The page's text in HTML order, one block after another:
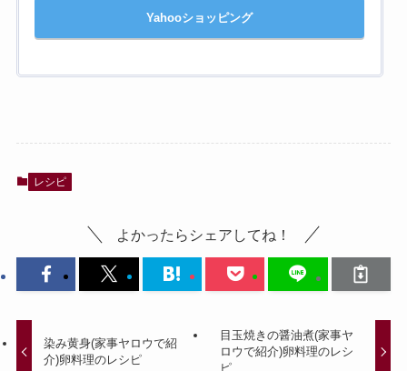
Yahooショッピング
レシピ
よかったらシェアしてね！
染み黄身(家事ヤロウで紹
介)卵料理のレシピ
目玉焼きの醤油煮(家事ヤ
ロウで紹介)卵料理のレシ
ピ